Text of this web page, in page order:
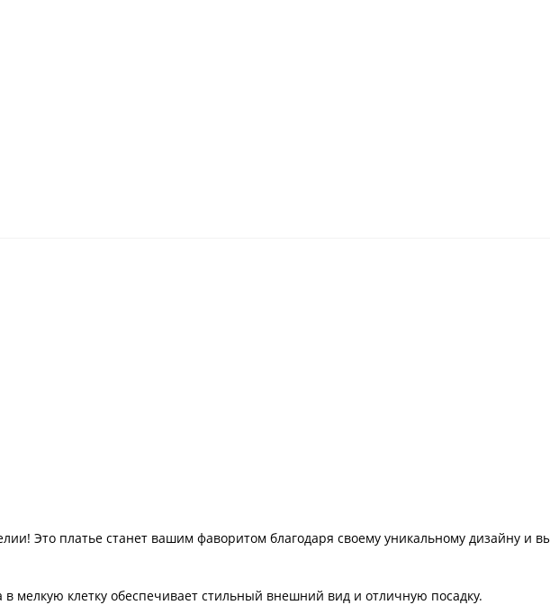
Это платье станет вашим фаворитом благодаря своему уникальному дизайну и
клетку обеспечивает стильный внешний вид и отличную посадку.